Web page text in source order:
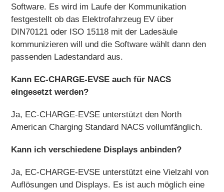
Software. Es wird im Laufe der Kommunikation
festgestellt ob das Elektrofahrzeug EV über
DIN70121 oder ISO 15118 mit der Ladesäule
kommunizieren will und die Software wählt dann den
passenden Ladestandard aus.
Kann EC-CHARGE-EVSE auch für NACS
eingesetzt werden?
Ja, EC-CHARGE-EVSE unterstützt den North
American Charging Standard NACS vollumfänglich.
Kann ich verschiedene Displays anbinden?
Ja, EC-CHARGE-EVSE unterstützt eine Vielzahl von
Auflösungen und Displays. Es ist auch möglich eine